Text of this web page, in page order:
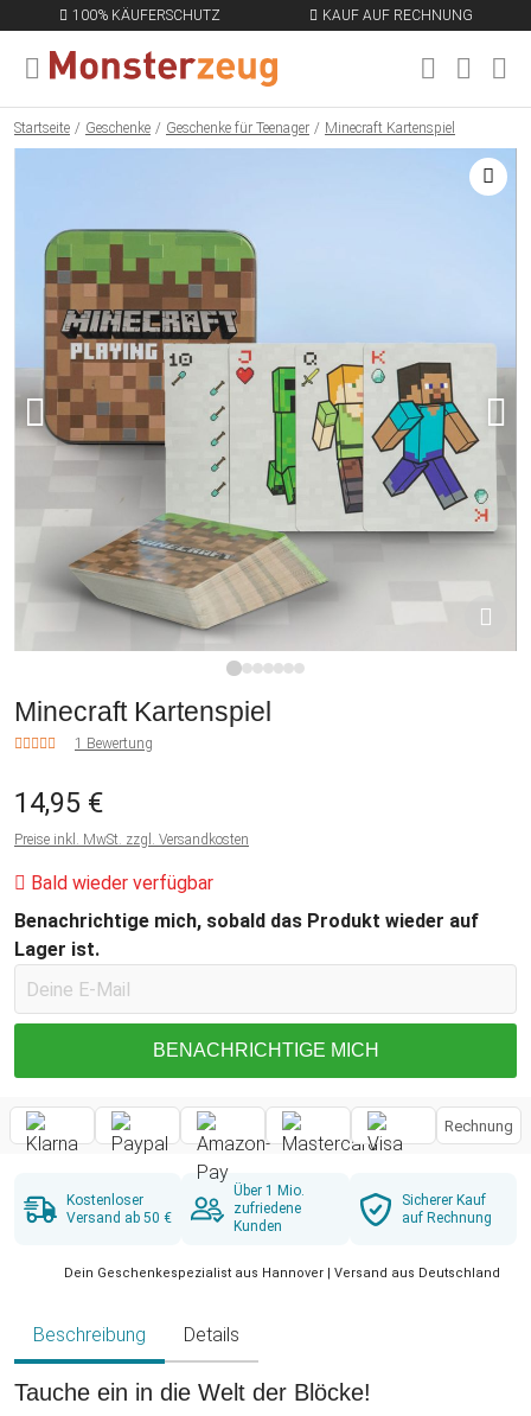
100% KÄUFERSCHUTZ KAUF AUF RECHNUNG
MENÜ SCHLIESSEN
Startseite Geschenke Geschenke für Teenager Minecraft Kartenspiel
Minecraft Kartenspiel
1 Bewertung
14,95 €
Preise inkl. MwSt. zzgl. Versandkosten
Bald wieder verfügbar
Benachrichtige mich, sobald das Produkt wieder auf
Lager ist.
BENACHRICHTIGE MICH
Rechnung
Kostenloser
Versand ab 50 €
Über 1 Mio.
zufriedene
Kunden
Sicherer Kauf
auf Rechnung
Dein Geschenkespezialist aus Hannover | Versand aus Deutschland
Beschreibung Details
Tauche ein in die Welt der Blöcke!